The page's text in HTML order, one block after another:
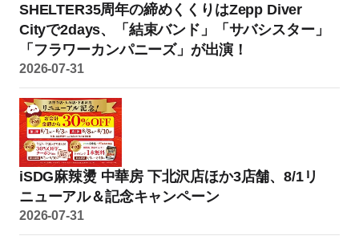
SHELTER35周年の締めくくりはZepp Diver
Cityで2days、「結束バンド」「サバシスター」
「フラワーカンパニーズ」が出演！
2026-07-31
iSDG麻辣燙 中華房 下北沢店ほか3店舗、8/1リ
ニューアル＆記念キャンペーン
2026-07-31